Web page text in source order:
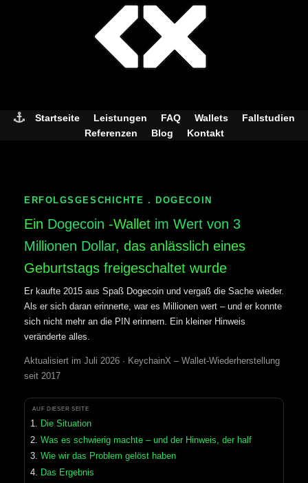
Startseite Leistungen FAQ Wallets
Fallstudien
Referenzen
Blog Kontakt
ERFOLGSGESCHICHTE . DOGECOIN
Ein Dogecoin -Wallet im Wert von 3
Millionen Dollar, das anlässlich eines
Geburtstags freigeschaltet wurde
Er kaufte 2015 aus Spaß Dogecoin und vergaß die Sache wieder.
Als er sich daran erinnerte, war es Millionen wert – und er konnte
sich nicht mehr an die PIN erinnern. Ein kleiner Hinweis
veränderte alles.
Aktualisiert im Juli 2026 · KeychainX – Wallet-Wiederherstellung
seit 2017
AUF DIESER SEITE
Die Situation
Was es schwierig machte – und der Hinweis, der half
Wie wir das Problem gelöst haben
Das Ergebnis